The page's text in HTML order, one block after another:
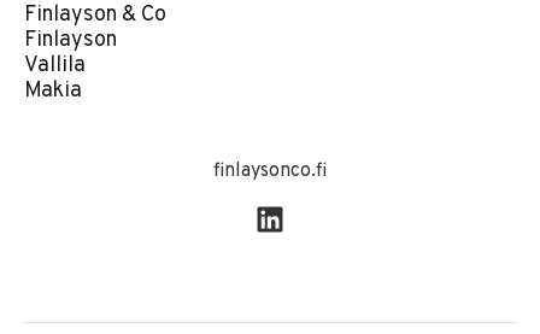
Finlayson & Co
Finlayson
Vallila
Makia
finlaysonco.fi